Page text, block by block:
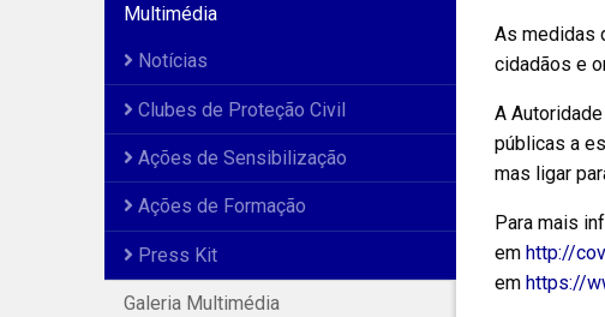
Multimédia
Notícias
Clubes de Proteção Civil
Ações de Sensibilização
Ações de Formação
Press Kit
Galeria Multimédia
As medidas
cidadãos e
A
públicas a
mas ligar
Para mais
em http://
em https://